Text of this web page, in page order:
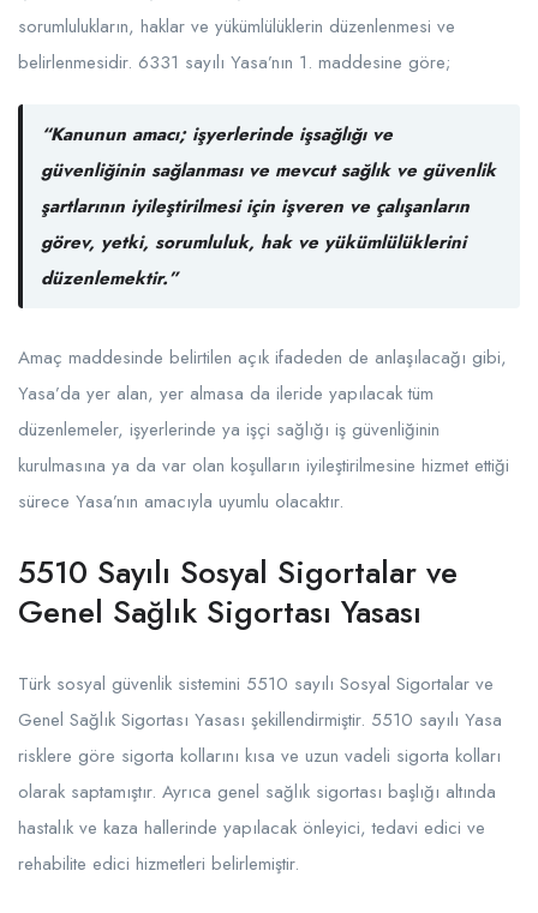
sorumlulukların, haklar ve yükümlülüklerin düzenlenmesi ve
belirlenmesidir. 6331 sayılı Yasa’nın 1. maddesine göre;
“Kanunun amacı; işyerlerinde işsağlığı ve
güvenliğinin sağlanması ve mevcut sağlık ve güvenlik
şartlarının iyileştirilmesi için işveren ve çalışanların
görev, yetki, sorumluluk, hak ve yükümlülüklerini
düzenlemektir.”
Amaç maddesinde belirtilen açık ifadeden de anlaşılacağı gibi,
Yasa’da yer alan, yer almasa da ileride yapılacak tüm
düzenlemeler, işyerlerinde ya işçi sağlığı iş güvenliğinin
kurulmasına ya da var olan koşulların iyileştirilmesine hizmet ettiği
sürece Yasa’nın amacıyla uyumlu olacaktır.
5510 Sayılı Sosyal Sigortalar ve
Genel Sağlık Sigortası Yasası
Türk sosyal güvenlik sistemini 5510 sayılı Sosyal Sigortalar ve
Genel Sağlık Sigortası Yasası şekillendirmiştir. 5510 sayılı Yasa
risklere göre sigorta kollarını kısa ve uzun vadeli sigorta kolları
olarak saptamıştır. Ayrıca genel sağlık sigortası başlığı altında
hastalık ve kaza hallerinde yapılacak önleyici, tedavi edici ve
rehabilite edici hizmetleri belirlemiştir.